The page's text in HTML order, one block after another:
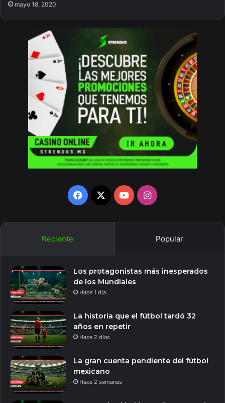
mayo 18, 2020
Facebook
X YouTubeInstagram
Reciente Popular
Los protagonistas más inesperados
de los Mundiales
Hace 1 día
La historia que el fútbol tardó 32
años en repetir
Hace 2 días
La gran cuenta pendiente del fútbol
mexicano
Hace 2 semanas